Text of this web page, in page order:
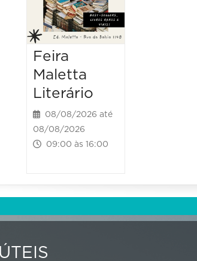
Feira
Maletta
Literário
08/08/2026 até
08/08/2026
09:00 às 16:00